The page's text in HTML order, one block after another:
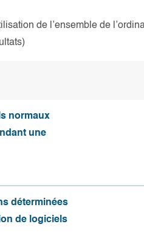
de l’ensemble de
normaux
une
déterminées
de logiciels